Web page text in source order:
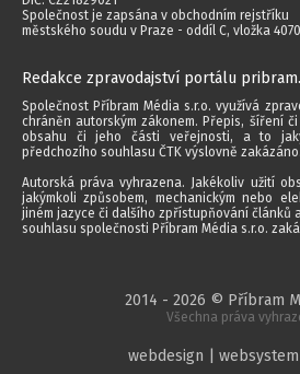
Společnost je zapsána v obchodním rejstříku
městského soudu v Praze - oddíl C, vložka
Redakce zpravodajství portálu
Společnost Příbram Média s.r.o. využívá
chráněn autorským zákonem. Přepis, šíření
obsahu či jeho části veřejnosti, a to
předchozího souhlasu ČTK výslovně zakázáno.
Autorská práva vyhrazena. Jakékoliv užití
jakýmkoli způsobem, mechanickým nebo
jiném jazyce či dalšího zpřístupňování článků
souhlasu společnosti Příbram Média s.r.o.
2014 - 2026 © Příbram
Všechna práva
webdesign | websystem